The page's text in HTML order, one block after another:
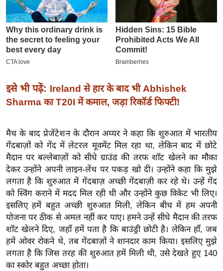
मि
सा
ल
बे
सा
ल
य
त
यं
ग
इं
डि
या
सा
हि
त्य
इसे भी पढ़ें: Ireland से हार के बाद भी Abhishek
Sharma का T20I में कमाल, जड़ा रिकॉर्ड फिफ्टी!
मैच के बाद प्रेजेंटेशन के दौरान अय्यर ने कहा कि शुरुआत में भारतीय
गेंदबाज़ों को गेंद में लेटरल मूवमेंट मिल रहा था, लेकिन बाद में छोटे
मैदान पर बल्लेबाज़ों को सीधे ग्राउंड की तरफ शॉट खेलने का मौका
देकर उन्होंने अपनी लाइन-लेंथ पर पकड़ खो दी। उन्होंने कहा कि मुझे
लगता है कि शुरुआत में गेंदबाज़ अच्छी गेंदबाज़ी कर रहे थे। उन्हें गेंद
को स्विंग कराने में मदद मिल रही थी और उन्होंने कुछ विकेट भी लिए।
इसलिए हमें बहुत अच्छी शुरुआत मिली, लेकिन बीच में हम अपनी
योजना पर ठीक से अमल नहीं कर पाए। हमने उन्हें सीधे मैदान की तरफ
शॉट खेलने दिए, जहाँ हमें पता है कि बाउंड्री छोटी है। लेकिन हाँ, जब
हमें ओवर रोकने थे, तब गेंदबाज़ों ने शानदार काम किया। इसलिए मुझे
लगता है कि जिस तरह की शुरुआत हमें मिली थी, उसे देखते हुए 140
का स्कोर बहुत अच्छा होता।